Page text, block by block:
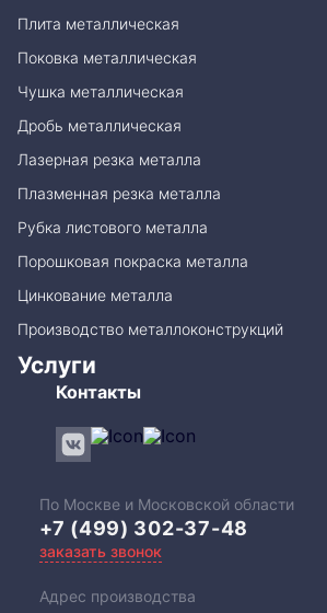
Плита металлическая
Поковка металлическая
Чушка металлическая
Дробь металлическая
Лазерная резка металла
Плазменная резка металла
Рубка листового металла
Порошковая покраска металла
Цинкование металла
Производство металлоконструкций
Услуги
Контакты
По Москве и Московской области
+7 (499) 302-37-48
заказать звонок
Адрес производства